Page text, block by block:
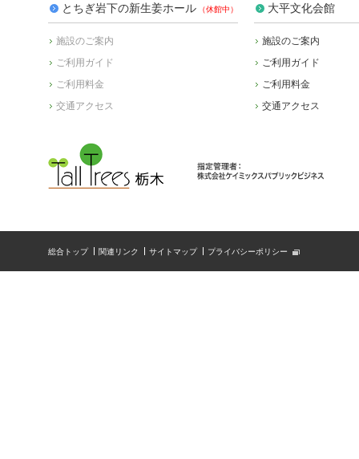
とちぎ岩下の新生姜ホール
施設のご案内
ご利用ガイド
ご利用料金
交通アクセス
大平文化会館
施設のご案内
ご利用ガイド
ご利用料金
交通アクセス
総合トップ 関連リンク サイトマップ プライバシーポリシー